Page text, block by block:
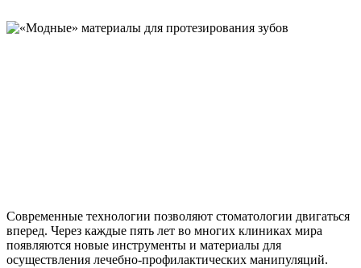
Современные технологии позволяют стоматологии двигаться
вперед. Через каждые пять лет во многих клиниках мира
появляются новые инструменты и материалы для
осуществления лечебно-профилактических манипуляций.